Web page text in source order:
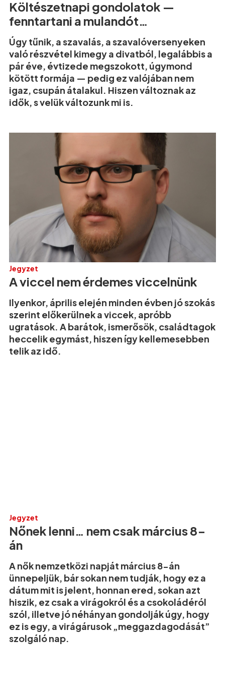
Költészetnapi gondolatok —
fenntartani a mulandót…
Úgy tűnik, a szavalás, a szavalóversenyeken
való részvétel kimegy a divatból, legalábbis a
pár éve, évtizede megszokott, úgymond
kötött formája — pedig ez valójában nem
igaz, csupán átalakul. Hiszen változnak az
idők, s velük változunk mi is.
Jegyzet
A viccel nem érdemes viccelnünk
Ilyenkor, április elején minden évben jó szokás
szerint előkerülnek a viccek, apróbb
ugratások. A barátok, ismerősök, családtagok
heccelik egymást, hiszen így kellemesebben
telik az idő.
Jegyzet
Nőnek lenni… nem csak március 8-
án
A nők nemzetközi napját március 8-án
ünnepeljük, bár sokan nem tudják, hogy ez a
dátum mit is jelent, honnan ered, sokan azt
hiszik, ez csak a virágokról és a csokoládéról
szól, illetve jó néhányan gondolják úgy, hogy
ez is egy, a virágárusok „meggazdagodását”
szolgáló nap.